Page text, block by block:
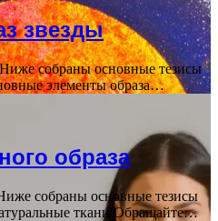
звезды
собраны основные тезисы
элементы образа…
образа
собраны основные тезисы
ткани Обращайте…